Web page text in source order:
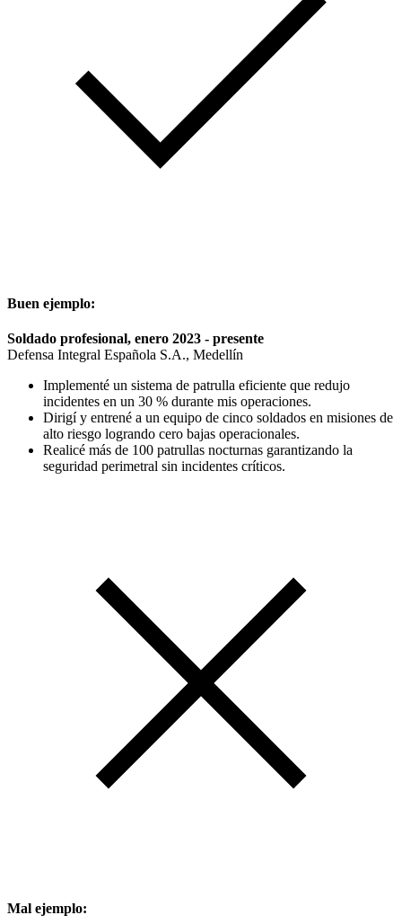
Buen ejemplo:
Soldado profesional, enero 2023 - presente
Defensa Integral Española S.A., Medellín
Implementé un sistema de patrulla eficiente que redujo
incidentes en un 30 % durante mis operaciones.
Dirigí y entrené a un equipo de cinco soldados en misiones de
alto riesgo logrando cero bajas operacionales.
Realicé más de 100 patrullas nocturnas garantizando la
seguridad perimetral sin incidentes críticos.
Mal ejemplo: